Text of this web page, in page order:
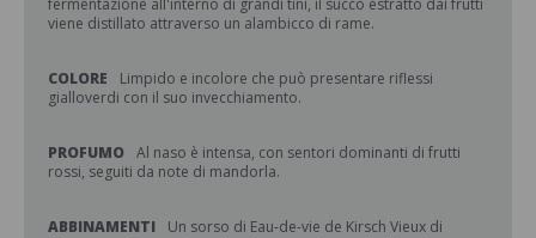
fermentazione all'interno di grandi tini, il succo estratto dai frutti
viene distillato attraverso un alambicco di rame.
COLORE
Limpido e incolore che può presentare riflessi
gialloverdi con il suo invecchiamento.
PROFUMO Al naso è intensa, con sentori dominanti di frutti
rossi, seguiti da note di mandorla.
ABBINAMENTI
Un sorso di Eau-de-vie de Kirsch Vieux di